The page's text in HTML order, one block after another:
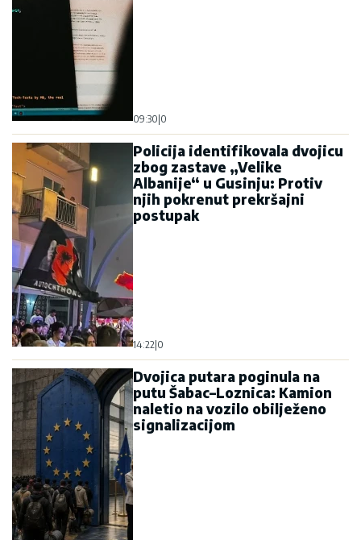
09:30|0
Policija identifikovala dvojicu
zbog zastave „Velike
Albanije“ u Gusinju: Protiv
njih pokrenut prekršajni
postupak
14:22|0
Dvojica putara poginula na
putu Šabac–Loznica: Kamion
naletio na vozilo obilježeno
signalizacijom